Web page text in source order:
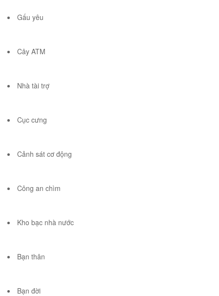
Gấu yêu
Cây ATM
Nhà tài trợ
Cục cưng
Cảnh sát cơ động
Công an chìm
Kho bạc nhà nước
Bạn thân
Bạn đời